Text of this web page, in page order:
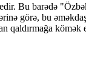
Bu barədə
görə, bu
qaldırmağa kömək